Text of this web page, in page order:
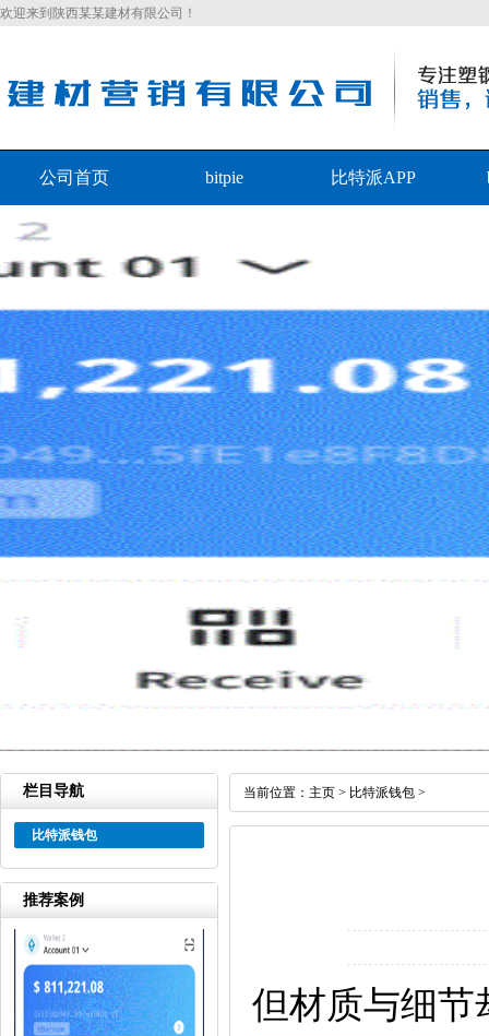
欢迎来到陕西某某建材有限公司！
公司首页 bitpie 比特派APP
栏目导航
比特派钱包
推荐案例
当前位置： 主页 > 比特派钱包 >
但材质与细节